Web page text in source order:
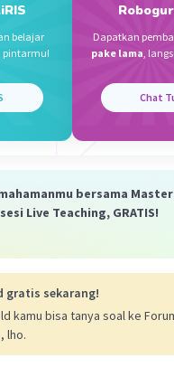
belajar
pintarmu!
Dapatkan
pake lama,
Chat
bersama
Live Teaching, GRATIS!
gratis sekarang!
kamu bisa tanya soal ke
lho.